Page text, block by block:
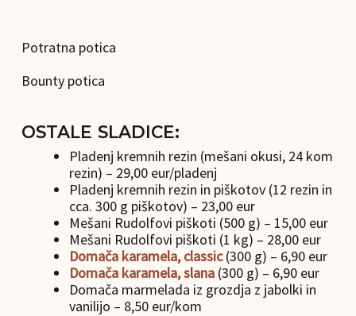
Potratna potica
Bounty potica
OSTALE SLADICE:
Pladenj kremnih rezin (mešani okusi, 24 kom
rezin) – 29,00 eur/pladenj
Pladenj kremnih rezin in piškotov (12 rezin in
cca. 300 g piškotov) – 23,00 eur
Mešani Rudolfovi piškoti (500 g) – 15,00 eur
Mešani Rudolfovi piškoti (1 kg) – 28,00 eur
Domača karamela, classic(300 g) – 6,90 eur
Domača karamela, slana (300 g) – 6,90 eur
Domača marmelada iz grozdja z jabolki in
vanilijo – 8,50 eur/kom